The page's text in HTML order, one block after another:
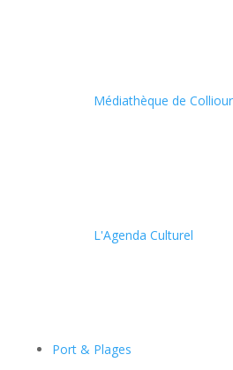
Médiathèque de
L'Agenda Culturel
Port & Plages